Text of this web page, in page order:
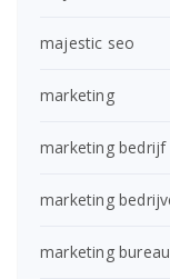
majestic seo
marketing
marketing bedrijf
marketing
marketing